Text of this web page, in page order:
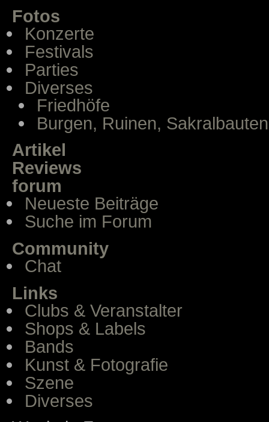
Fotos
Konzerte
Festivals
Parties
Diverses
Friedhöfe
Burgen, Ruinen, Sakralbauten
Artikel
Reviews
forum
Neueste Beiträge
Suche im Forum
Community
Chat
Links
Clubs & Veranstalter
Shops & Labels
Bands
Kunst & Fotografie
Szene
Diverses